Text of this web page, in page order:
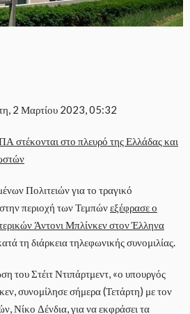
2 Μαρτίου 2023, 05:32
Πολιτειών για το τραγικό
περιοχή των Τεμπώνεξέφρασε ο
Άντονι Μπλίνκεν στον Έλληνα
τη διάρκεια τηλεφωνικής συνομιλίας.
του Στέιτ Ντιπάρτμεντ, «ο υπουργός
συνομίλησε σήμερα (Τετάρτη) με τον
Νίκο Δένδια, για να εκφράσει τα